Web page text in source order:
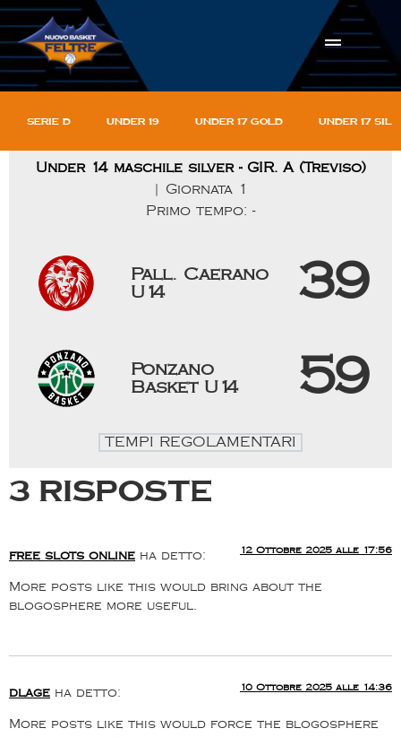
Serie D Under 19 Under 17 gold Under 17
Under 14 maschile silver - GIR. A (Treviso)
| Giornata 1
Primo tempo: -
Pall. Caerano
U14
39
Ponzano
Basket U14
59
TEMPI REGOLAMENTARI
3 risposte
free slots online ha detto: 12 Ottobre 2025 alle 17:56
More posts like this would bring about the
blogosphere more useful.
dlage ha detto: 10 Ottobre 2025 alle 14:36
More posts like this would force the blogosphere